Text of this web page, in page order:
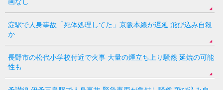
淀駅で人身事故「死体処理してた」京阪本線が遅延 飛び込み自殺
か
長野市の松代小学校付近で火事 大量の煙立ち上り騒然 延焼の可能
性も